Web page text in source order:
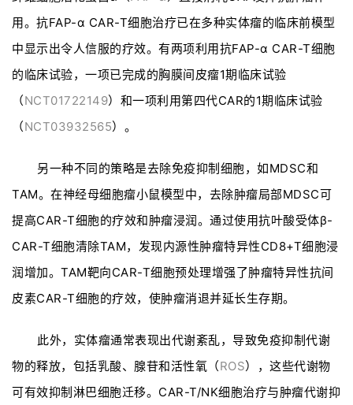
用。抗FAP-α CAR-T细胞治疗已在多种实体瘤的临床前模型
中显示出令人信服的疗效。有两项利用抗FAP-α CAR-T细胞
的临床试验，一项已完成的胸膜间皮瘤1期临床试验
（NCT01722149）和一项利用第四代CAR的1期临床试验
（NCT03932565）。
另一种不同的策略是去除免疫抑制细胞，如MDSC和
TAM。在神经母细胞瘤小鼠模型中，去除肿瘤局部MDSC可
提高CAR-T细胞的疗效和肿瘤浸润。通过使用抗叶酸受体β-
CAR-T细胞清除TAM，发现内源性肿瘤特异性CD8+T细胞浸
润增加。TAM靶向CAR-T细胞预处理增强了肿瘤特异性抗间
皮素CAR-T细胞的疗效，使肿瘤消退并延长生存期。
此外，实体瘤通常表现出代谢紊乱，导致免疫抑制代谢
物的释放，包括乳酸、腺苷和活性氧（ROS），这些代谢物
可有效抑制淋巴细胞迁移。CAR-T/NK细胞治疗与肿瘤代谢抑